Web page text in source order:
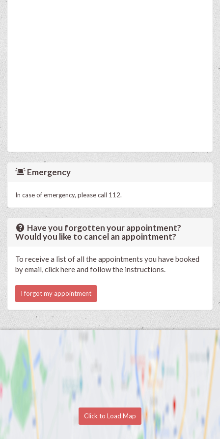
Emergency
In case of emergency, please call 112.
Have you forgotten your appointment?
Would you like to cancel an appointment?
To receive a list of all the appointments you have booked
by email, click here and follow the instructions.
I forgot my appointment
Click to Load Map